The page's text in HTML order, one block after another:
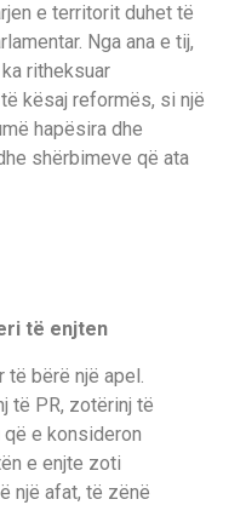
e territorit duhet të
Nga ana e tij,
ritheksuar
kësaj reformës, si një
hapësira dhe
shërbimeve që ata
të enjten
të bërë një apel.
të PR, zotërinj të
e konsideron
e enjte zoti
një afat, të zënë